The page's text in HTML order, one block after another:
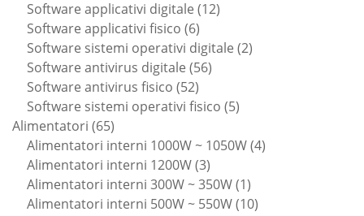
prodotti
Software applicativi digitale 1212
Software applicativi fisico 66
prodotti
Software sistemi operativi digitale 22
Software antivirus digitale 5656
Software antivirus fisico 5252
prodotti
Software sistemi operativi fisico 55
Alimentatori 6565
prodotti
Alimentatori interni 1000W ~ 1050W 44
Alimentatori interni 1200W 33
prodotti
Alimentatori interni 300W ~ 350W 11
prodotto
Alimentatori interni 500W ~ 550W 1010